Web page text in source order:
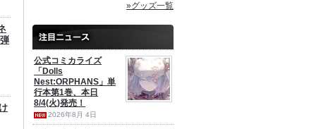
»グッズ一覧
公式コミカライズ
「Dolls
Nest:ORPHANS」単
行本第1巻、本日
8/4(火)発売！
2026年8月 4日